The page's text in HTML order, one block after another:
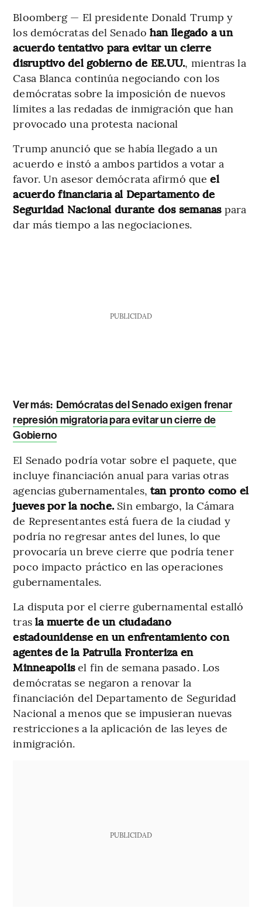
Bloomberg — El presidente Donald Trump y
los demócratas del Senado han llegado a un
acuerdo tentativo para evitar un cierre
disruptivo del gobierno de EE.UU., mientras la
Casa Blanca continúa negociando con los
demócratas sobre la imposición de nuevos
límites a las redadas de inmigración que han
provocado una protesta nacional
Trump anunció que se había llegado a un
acuerdo e instó a ambos partidos a votar a
favor. Un asesor demócrata afirmó que el
acuerdo financiaría al Departamento de
Seguridad Nacional durante dos semanaspara
dar más tiempo a las negociaciones.
PUBLICIDAD
Ver más: Demócratas del Senado exigen frenar
represión migratoria para evitar un cierre de
Gobierno
El Senado podría votar sobre el paquete, que
incluye financiación anual para varias otras
agencias gubernamentales, tan pronto como el
jueves por la noche. Sin embargo, la Cámara
de Representantes está fuera de la ciudad y
podría no regresar antes del lunes, lo que
provocaría un breve cierre que podría tener
poco impacto práctico en las operaciones
gubernamentales.
La disputa por el cierre gubernamental estalló
tras la muerte de un ciudadano
estadounidense en un enfrentamiento con
agentes de la Patrulla Fronteriza en
Minneapolisel fin de semana pasado. Los
demócratas se negaron a renovar la
financiación del Departamento de Seguridad
Nacional a menos que se impusieran nuevas
restricciones a la aplicación de las leyes de
inmigración.
PUBLICIDAD